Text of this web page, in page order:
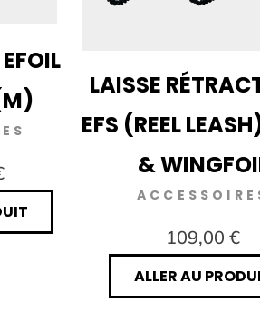
LAISSE
EFS (REEL
&
109,00 €
ALLER AU